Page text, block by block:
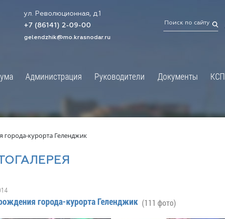
ул. Революционная, д.1
+7 (86141) 2-09-00
gelendzhik@mo.krasnodar.ru
Администрация Руководители Документы КСП
информация
организации
График приёмов граждан
депутатами
Сведения о доходах, расходах, об
города-курорта Геленджик
города-курорта Геленджик (111 фото)